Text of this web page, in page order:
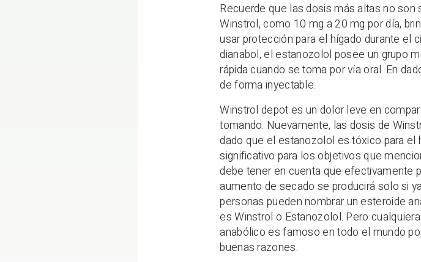
Recuerde que las dosis más altas no son
Winstrol, como 10 mg a 20 mg por día,
usar protección para el hígado durante el
dianabol, el estanozolol posee un grupo
rápida cuando se toma por vía oral. En
de forma inyectable.
Winstrol depot es un dolor leve en
tomando. Nuevamente, las dosis de
dado que el estanozolol es tóxico para el
significativo para los objetivos que
debe tener en cuenta que efectivamente
aumento de secado se producirá solo si
personas pueden nombrar un esteroide
es Winstrol o Estanozolol. Pero
anabólico es famoso en todo el mundo
buenas razones.